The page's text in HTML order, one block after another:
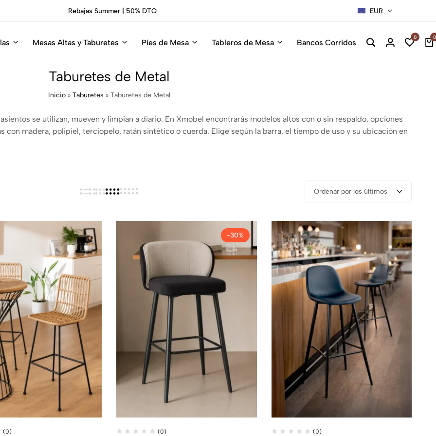
Rebajas Summer | 50% DTO EUR
Mesas Altas y Taburetes Pies de Mesa Tableros de Mesa Bancos Corridos
0 0
Taburetes de Metal
Inicio» Taburetes » Taburetes de Metal
se utilizan, mueven y limpian a diario. En Xmobel encontrarás modelos altos con o sin respaldo, opciones
madera, polipiel, terciopelo, ratán sintético o cuerda. Elige según la barra, el tiempo de uso y su ubicación en
Ordenar por los últimos
(0)
-30%
(0) (0)